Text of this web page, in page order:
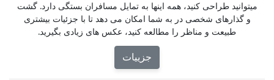
میتوانید طراحی کنید، همه اینها به تمایل مسافران بستگی دارد. گشت
و گذارهای شخصی در به شما امکان می دهد تا با جزئیات بیشتری
طبیعت و مناظر را مطالعه کنید، عکس های زیادی بگیرید.
جزییات